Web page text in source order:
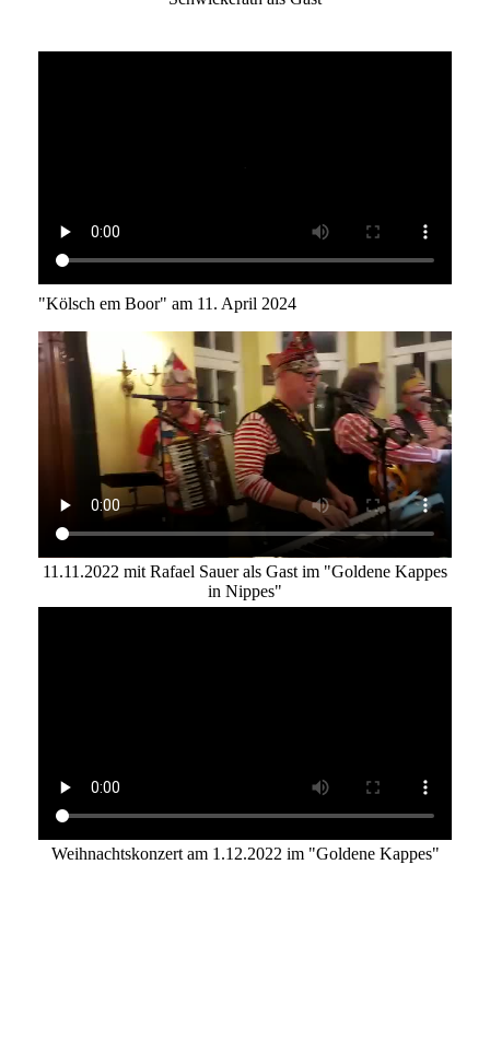
"Kölsch em Boor" am 11. April 2024
11.11.2022 mit Rafael Sauer als Gast im "Goldene Kappes
in Nippes"
Weihnachtskonzert am 1.12.2022 im "Goldene Kappes"